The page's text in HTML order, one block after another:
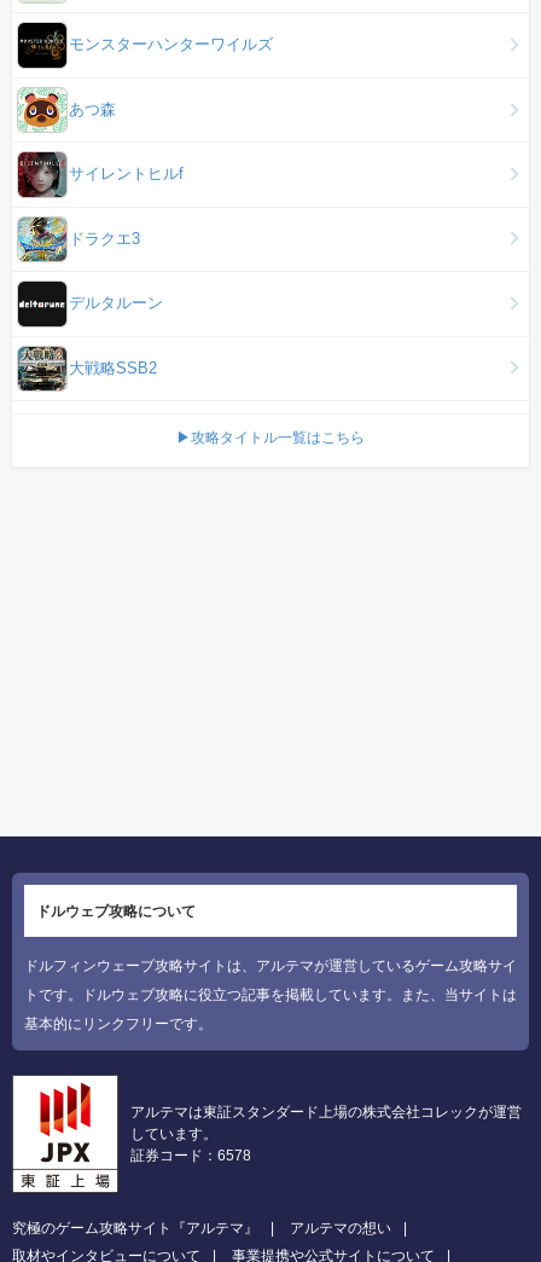
モンスターハンターワイルズ
あつ森
サイレントヒルf
ドラクエ3
デルタルーン
大戦略SSB2
▶攻略タイトル一覧はこちら
ドルウェブ攻略について
ドルフィンウェーブ攻略サイトは、アルテマが運営しているゲーム攻略サイ
トです。ドルウェブ攻略に役立つ記事を掲載しています。また、当サイトは
基本的にリンクフリーです。
アルテマは東証スタンダード上場の株式会社コレックが運営
しています。
証券コード：6578
究極のゲーム攻略サイト『アルテマ』
アルテマの想い
取材やインタビューについて
事業提携や公式サイトについて